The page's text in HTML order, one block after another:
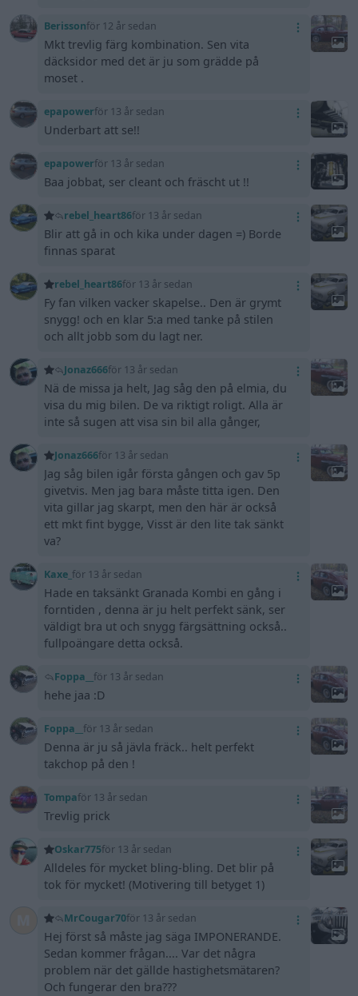
Berissonför 12 år sedan
Mkt trevlig färg kombination. Sen vita
däcksidor med det är ju som grädde på
moset .
epapowerför 13 år sedan
Underbart att se!!
epapowerför 13 år sedan
Baa jobbat, ser cleant och fräscht ut !!
rebel_heart86för 13 år sedan
Blir att gå in och kika under dagen =) Borde
finnas sparat
rebel_heart86för 13 år sedan
Fy fan vilken vacker skapelse.. Den är grymt
snygg! och en klar 5:a med tanke på stilen
och allt jobb som du lagt ner.
Jonaz666för 13 år sedan
Nä de missa ja helt, Jag såg den på elmia, du
visa du mig bilen. De va riktigt roligt. Alla är
inte så sugen att visa sin bil alla gånger,
Jonaz666för 13 år sedan
Jag såg bilen igår första gången och gav 5p
givetvis. Men jag bara måste titta igen. Den
vita gillar jag skarpt, men den här är också
ett mkt fint bygge, Visst är den lite tak sänkt
va?
Kaxe_ för 13 år sedan
Hade en taksänkt Granada Kombi en gång i
forntiden , denna är ju helt perfekt sänk, ser
väldigt bra ut och snygg färgsättning också..
fullpoängare detta också.
Foppa__ för 13 år sedan
hehe jaa :D
Foppa__ för 13 år sedan
Denna är ju så jävla fräck.. helt perfekt
takchop på den !
Tompaför 13 år sedan
Trevlig prick
Oskar775för 13 år sedan
Alldeles för mycket bling-bling. Det blir på
tok för mycket! (Motivering till betyget 1)
MrCougar70för 13 år sedan
Hej först så måste jag säga IMPONERANDE.
Sedan kommer frågan.... Var det några
problem när det gällde hastighetsmätaren?
Och fungerar den bra???